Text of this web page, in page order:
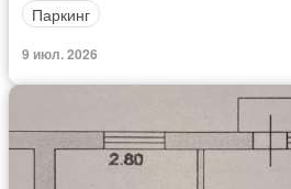
Паркинг
9 июл. 2026